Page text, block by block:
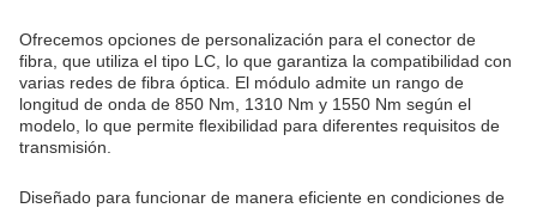
Ofrecemos opciones de personalización para el conector de
fibra, que utiliza el tipo LC, lo que garantiza la compatibilidad con
varias redes de fibra óptica. El módulo admite un rango de
longitud de onda de 850 Nm, 1310 Nm y 1550 Nm según el
modelo, lo que permite flexibilidad para diferentes requisitos de
transmisión.
Diseñado para funcionar de manera eficiente en condiciones de